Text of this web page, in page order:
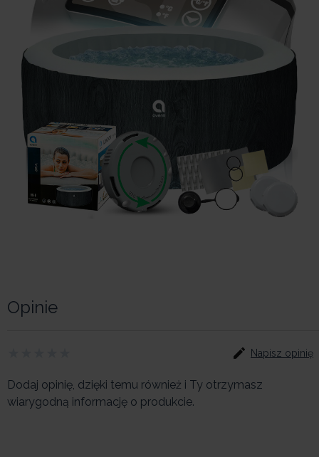
Opinie
Napisz opinię
Dodaj opinię, dzięki temu również i Ty otrzymasz
wiarygodną informację o produkcie.